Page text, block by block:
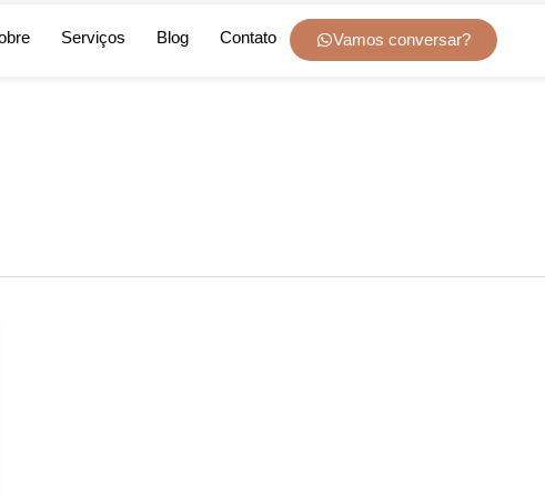
Serviços Blog Contato Vamos conversar?